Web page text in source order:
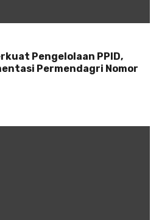
Pengelolaan PPID,
Permendagri Nomor